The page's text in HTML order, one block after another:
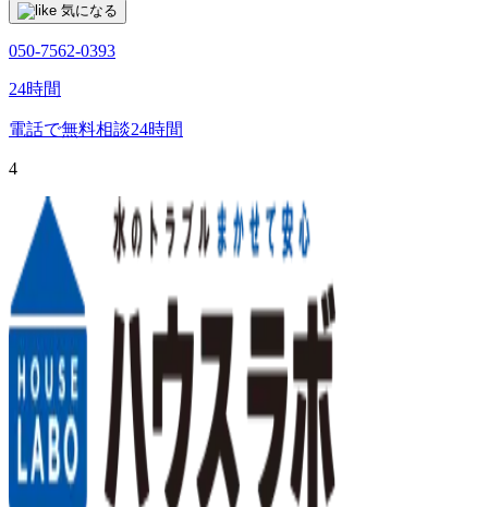
気になる
050-7562-0393
24時間
電話で無料相談24時間
4